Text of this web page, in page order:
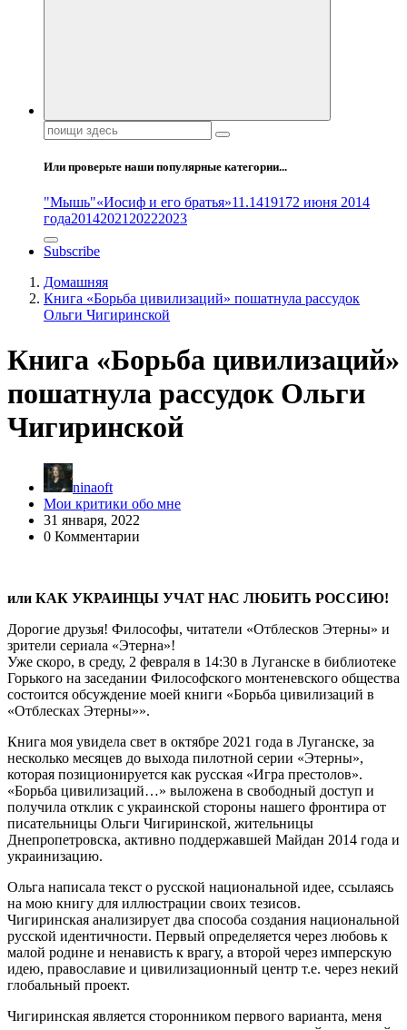
Поиск:
Или проверьте наши популярные категории...
"Мышь"«Иосиф и его братья»11.1419172 июня 2014
года2014202120222023
Subscribe
Домашняя
Книга «Борьба цивилизаций» пошатнула рассудок
Ольги Чигиринской
Книга «Борьба цивилизаций»
пошатнула рассудок Ольги
Чигиринской
ninaoft
Мои критики обо мне
31 января, 2022
0 Комментарии
или КАК УКРАИНЦЫ УЧАТ НАС ЛЮБИТЬ РОССИЮ!
Дорогие друзья! Философы, читатели «Отблесков Этерны» и
зрители сериала «Этерна»!
Уже скоро, в среду, 2 февраля в 14:30 в Луганске в библиотеке
Горького на заседании Философского монтеневского общества
состоится обсуждение моей книги «Борьба цивилизаций в
«Отблесках Этерны»».
Книга моя увидела свет в октябре 2021 года в Луганске, за
несколько месяцев до выхода пилотной серии «Этерны»,
которая позиционируется как русская «Игра престолов».
«Борьба цивилизаций…» выложена в свободный доступ и
получила отклик с украинской стороны нашего фронтира от
писательницы Ольги Чигиринской, жительницы
Днепропетровска, активно поддержавшей Майдан 2014 года и
украинизацию.
Ольга написала текст о русской национальной идее, ссылаясь
на мою книгу для иллюстрации своих тезисов.
Чигиринская анализирует два способа создания национальной
русской идентичности. Первый определяется через любовь к
малой родине и ненависть к врагу, а второй через имперскую
идею, православие и цивилизационный центр т.е. через некий
глобальный проект.
Чигиринская является сторонником первого варианта, меня